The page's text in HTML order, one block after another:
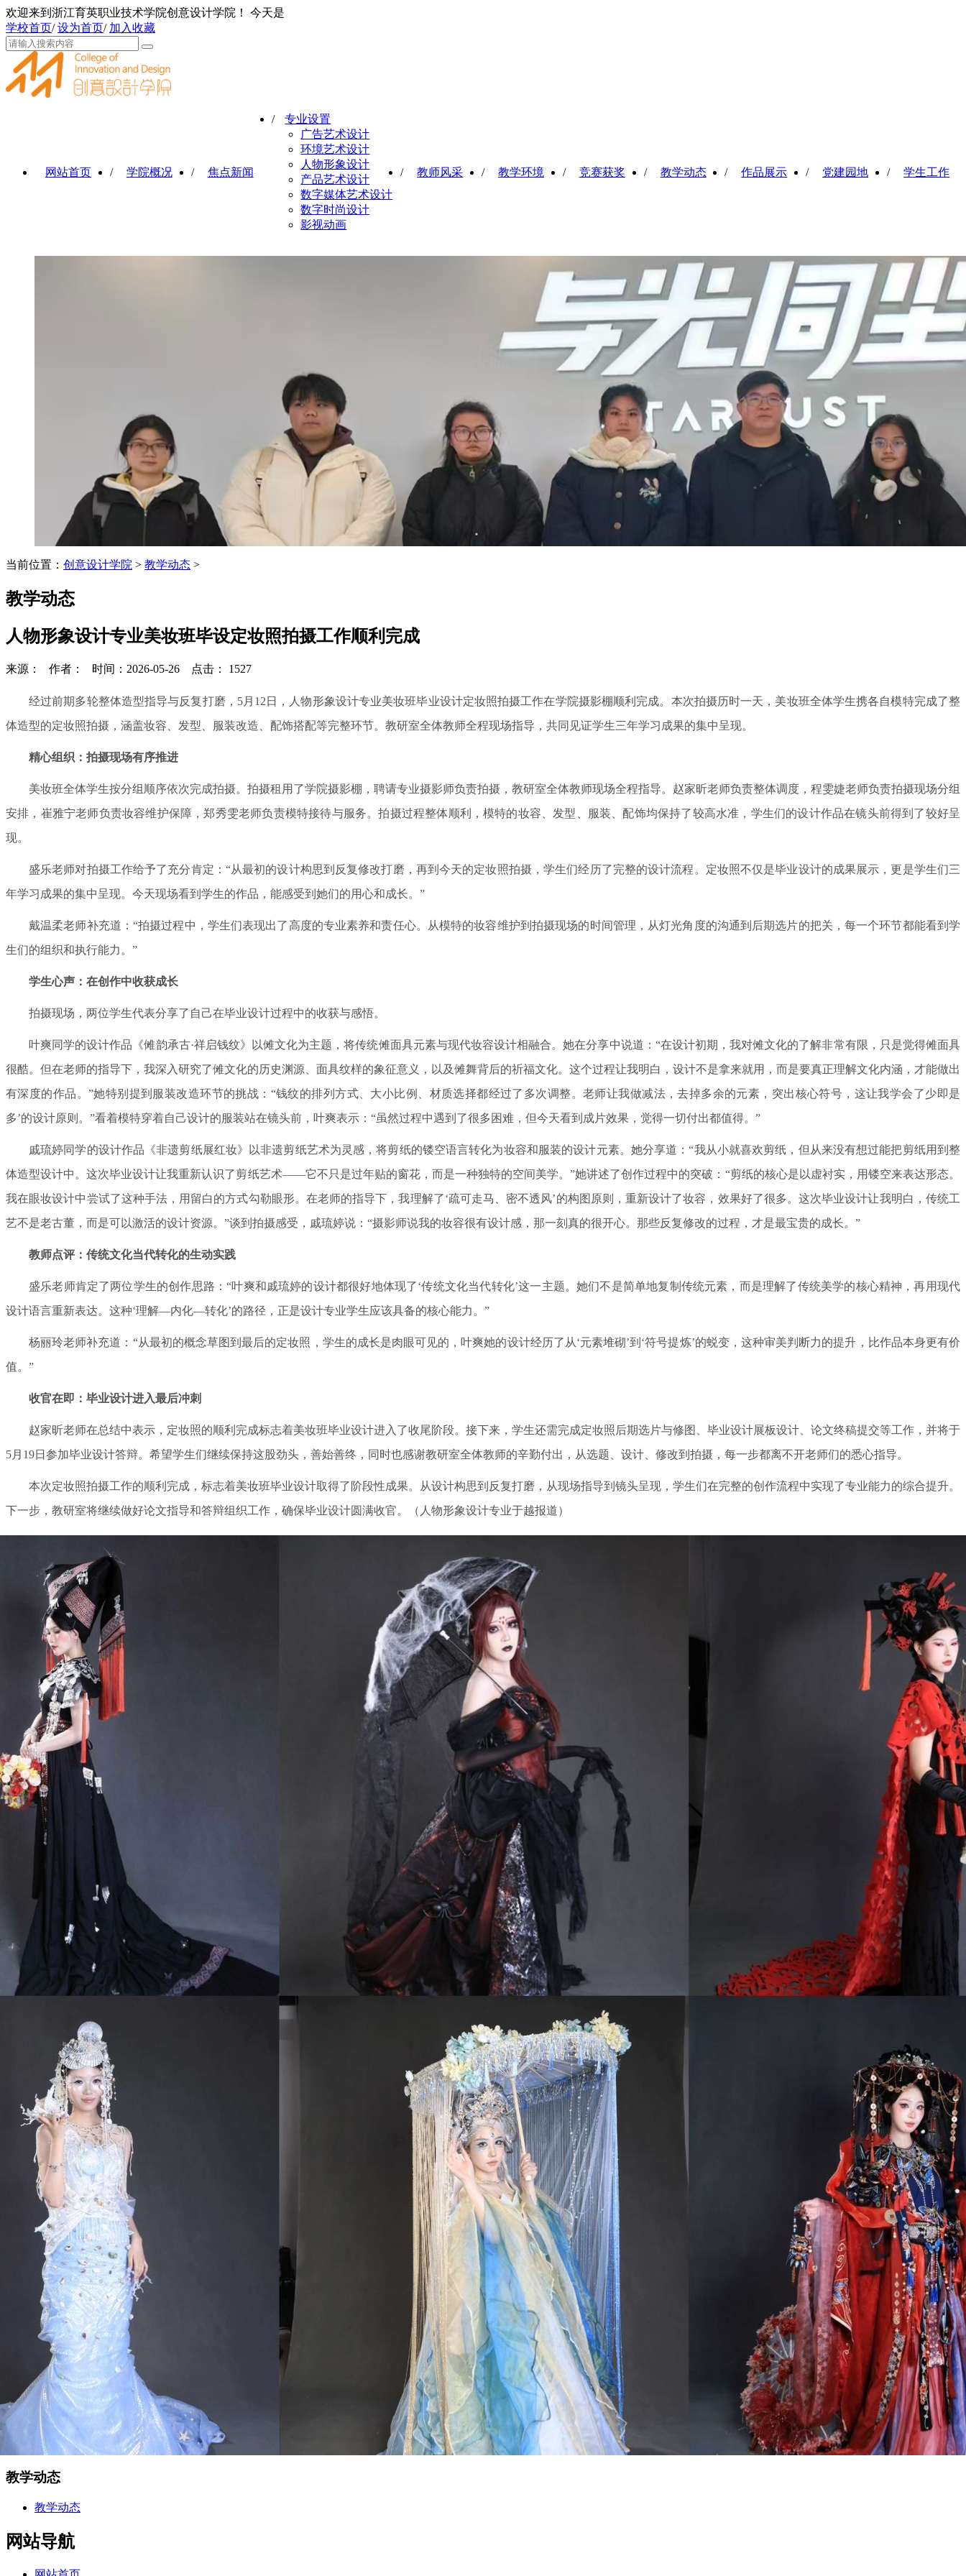
欢迎来到浙江育英职业技术学院创意设计学院！ 今天是
学校首页/设为首页/ 加入收藏
网站首页 / 学院概况 / 焦点新闻
/
专业设置
广告艺术设计
环境艺术设计
人物形象设计
产品艺术设计
数字媒体艺术设计
数字时尚设计
影视动画
/ 教师风采 / 教学环境 / 竞赛获奖 / 教学动态 / 作品展示 / 党建园地 / 学生工作
影视动画专业召开新专业建设研讨会——聚力推进“老专业新开”高质量落地
校企携手谋发展 合作共赢启新篇 杭州“御茶门”一行到访我校创意设计学院洽谈合作
聚焦人才培养优化，共谋专业发展新篇 ——影视动画三年制培养方案讨论会
活力设计诠释“设计重构”丨我校举行2026届优秀毕业设计作品展演
深入一线访实习，心系学子助成长——创意设计学院教师走访看望实习生
走访企业一线 助力环艺学子知行共进----环艺教师走访环艺专业实习学子
当前位置： 创意设计学院 > 教学动态 >
教学动态
人物形象设计专业美妆班毕设定妆照拍摄工作顺利完成
来源： 作者： 时间：2026-05-26 点击： 1527
经过前期多轮整体造型指导与反复打磨，5月12日，人物形象设计专业美妆班毕业设计定妆照拍摄工作在学院摄影棚顺利完成。本次拍摄历时一天，美妆班全体学生携各自模特完成了整
体造型的定妆照拍摄，涵盖妆容、发型、服装改造、配饰搭配等完整环节。教研室全体教师全程现场指导，共同见证学生三年学习成果的集中呈现。
精心组织：拍摄现场有序推进
美妆班全体学生按分组顺序依次完成拍摄。拍摄租用了学院摄影棚，聘请专业摄影师负责拍摄，教研室全体教师现场全程指导。赵家昕老师负责整体调度，程雯婕老师负责拍摄现场分组
安排，崔雅宁老师负责妆容维护保障，郑秀雯老师负责模特接待与服务。拍摄过程整体顺利，模特的妆容、发型、服装、配饰均保持了较高水准，学生们的设计作品在镜头前得到了较好呈
现。
盛乐老师对拍摄工作给予了充分肯定：“从最初的设计构思到反复修改打磨，再到今天的定妆照拍摄，学生们经历了完整的设计流程。定妆照不仅是毕业设计的成果展示，更是学生们三
年学习成果的集中呈现。今天现场看到学生的作品，能感受到她们的用心和成长。”
戴温柔老师补充道：“拍摄过程中，学生们表现出了高度的专业素养和责任心。从模特的妆容维护到拍摄现场的时间管理，从灯光角度的沟通到后期选片的把关，每一个环节都能看到学
生们的组织和执行能力。”
学生心声：在创作中收获成长
拍摄现场，两位学生代表分享了自己在毕业设计过程中的收获与感悟。
叶爽同学的设计作品《傩韵承古·祥启钱纹》以傩文化为主题，将传统傩面具元素与现代妆容设计相融合。她在分享中说道：“在设计初期，我对傩文化的了解非常有限，只是觉得傩面具
很酷。但在老师的指导下，我深入研究了傩文化的历史渊源、面具纹样的象征意义，以及傩舞背后的祈福文化。这个过程让我明白，设计不是拿来就用，而是要真正理解文化内涵，才能做出
有深度的作品。”她特别提到服装改造环节的挑战：“钱纹的排列方式、大小比例、材质选择都经过了多次调整。老师让我做减法，去掉多余的元素，突出核心符号，这让我学会了少即是
多’的设计原则。”看着模特穿着自己设计的服装站在镜头前，叶爽表示：“虽然过程中遇到了很多困难，但今天看到成片效果，觉得一切付出都值得。”
戚琉婷同学的设计作品《非遗剪纸展红妆》以非遗剪纸艺术为灵感，将剪纸的镂空语言转化为妆容和服装的设计元素。她分享道：“我从小就喜欢剪纸，但从来没有想过能把剪纸用到整
体造型设计中。这次毕业设计让我重新认识了剪纸艺术——它不只是过年贴的窗花，而是一种独特的空间美学。”她讲述了创作过程中的突破：“剪纸的核心是以虚衬实，用镂空来表达形态。
我在眼妆设计中尝试了这种手法，用留白的方式勾勒眼形。在老师的指导下，我理解了‘疏可走马、密不透风’的构图原则，重新设计了妆容，效果好了很多。这次毕业设计让我明白，传统工
艺不是老古董，而是可以激活的设计资源。”谈到拍摄感受，戚琉婷说：“摄影师说我的妆容很有设计感，那一刻真的很开心。那些反复修改的过程，才是最宝贵的成长。”
教师点评：传统文化当代转化的生动实践
盛乐老师肯定了两位学生的创作思路：“叶爽和戚琉婷的设计都很好地体现了‘传统文化当代转化’这一主题。她们不是简单地复制传统元素，而是理解了传统美学的核心精神，再用现代
设计语言重新表达。这种‘理解—内化—转化’的路径，正是设计专业学生应该具备的核心能力。”
杨丽玲老师补充道：“从最初的概念草图到最后的定妆照，学生的成长是肉眼可见的，叶爽她的设计经历了从‘元素堆砌’到‘符号提炼’的蜕变，这种审美判断力的提升，比作品本身更有价
值。”
收官在即：毕业设计进入最后冲刺
赵家昕老师在总结中表示，定妆照的顺利完成标志着美妆班毕业设计进入了收尾阶段。接下来，学生还需完成定妆照后期选片与修图、毕业设计展板设计、论文终稿提交等工作，并将于
5月19日参加毕业设计答辩。希望学生们继续保持这股劲头，善始善终，同时也感谢教研室全体教师的辛勤付出，从选题、设计、修改到拍摄，每一步都离不开老师们的悉心指导。
本次定妆照拍摄工作的顺利完成，标志着美妆班毕业设计取得了阶段性成果。从设计构思到反复打磨，从现场指导到镜头呈现，学生们在完整的创作流程中实现了专业能力的综合提升。
下一步，教研室将继续做好论文指导和答辩组织工作，确保毕业设计圆满收官。（人物形象设计专业于越报道）
教学动态
教学动态
网站导航